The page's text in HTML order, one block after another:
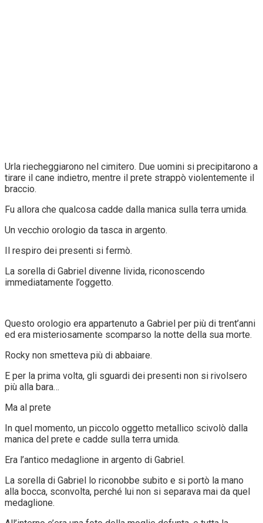
Urla riecheggiarono nel cimitero. Due uomini si precipitarono a
tirare il cane indietro, mentre il prete strappò violentemente il
braccio.
Fu allora che qualcosa cadde dalla manica sulla terra umida.
Un vecchio orologio da tasca in argento.
Il respiro dei presenti si fermò.
La sorella di Gabriel divenne livida, riconoscendo
immediatamente l’oggetto.
Questo orologio era appartenuto a Gabriel per più di trent’anni
ed era misteriosamente scomparso la notte della sua morte.
Rocky non smetteva più di abbaiare.
E per la prima volta, gli sguardi dei presenti non si rivolsero
più alla bara…
Ma al prete
In quel momento, un piccolo oggetto metallico scivolò dalla
manica del prete e cadde sulla terra umida.
Era l’antico medaglione in argento di Gabriel.
La sorella di Gabriel lo riconobbe subito e si portò la mano
alla bocca, sconvolta, perché lui non si separava mai da quel
medaglione.